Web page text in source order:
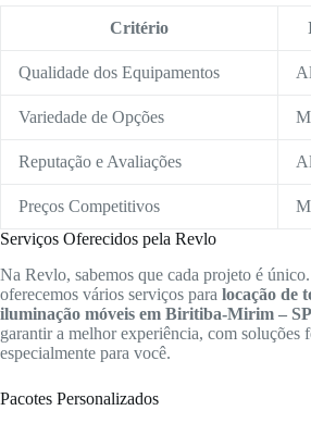
Critério
Qualidade dos Equipamentos
Variedade de Opções
Reputação e Avaliações
Preços Competitivos
Serviços Oferecidos pela Revlo
Na Revlo, sabemos que cada projeto é
oferecemos vários serviços para locação de
iluminação móveis em Biritiba-Mirim – SP
garantir a melhor experiência, com soluções
especialmente para você.
Pacotes Personalizados